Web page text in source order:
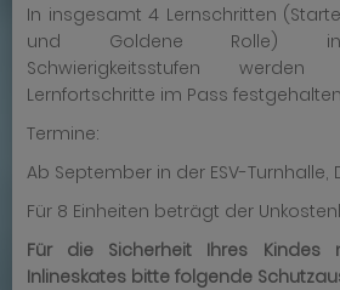
In insgesamt 4 Lernschritten
und Goldene Rolle) in
Schwierigkeitsstufen
Lernfortschritte im Pass
Termine:
Ab September in der ESV-Turnhalle,
Für 8 Einheiten beträgt der
Für die Sicherheit Ihres Kindes
Inlineskates bitte folgende